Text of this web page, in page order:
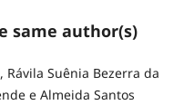
same author(s)
Rávila Suênia Bezerra da
e Almeida Santos